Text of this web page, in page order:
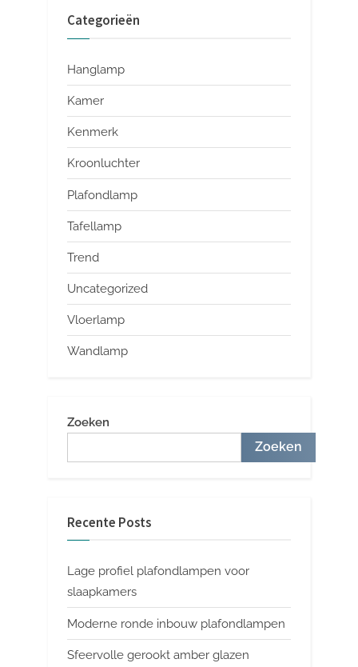
Categorieën
Hanglamp
Kamer
Kenmerk
Kroonluchter
Plafondlamp
Tafellamp
Trend
Uncategorized
Vloerlamp
Wandlamp
Zoeken
Zoeken
Recente Posts
Lage profiel plafondlampen voor
slaapkamers
Moderne ronde inbouw plafondlampen
Sfeervolle gerookt amber glazen